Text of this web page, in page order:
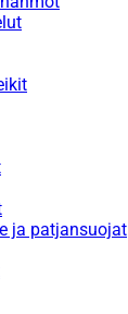
ja patjansuojat